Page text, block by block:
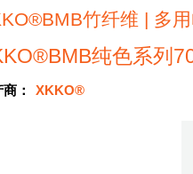
竹纤维 | 多
纯色系列
： XKKO®